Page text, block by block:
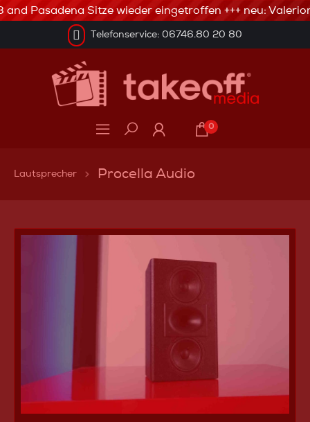
Telefonservice: 06746.80 20 80
Pasadena Sitze wieder eingetroffen +++ neu: Valerion
0
Lautsprecher Procella Audio